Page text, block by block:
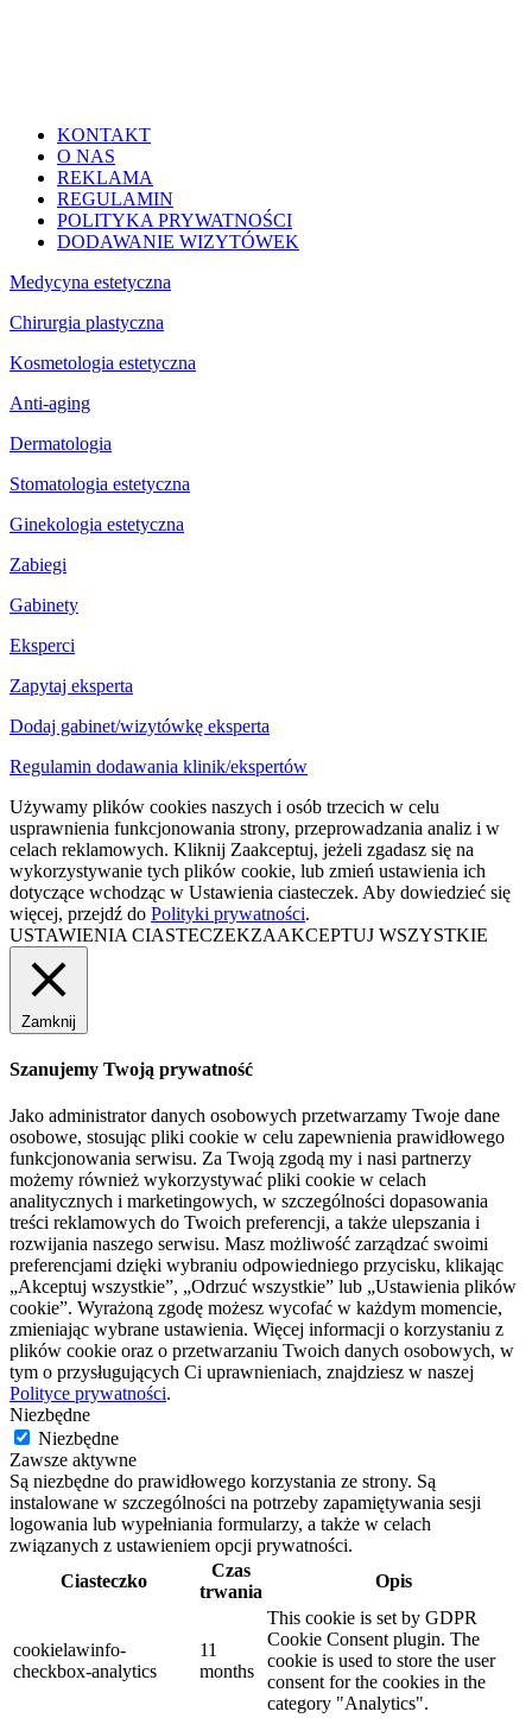
KONTAKT
O NAS
REKLAMA
REGULAMIN
POLITYKA PRYWATNOŚCI
DODAWANIE WIZYTÓWEK
Medycyna estetyczna
Chirurgia plastyczna
Kosmetologia estetyczna
Anti-aging
Dermatologia
Stomatologia estetyczna
Ginekologia estetyczna
Zabiegi
Gabinety
Eksperci
Zapytaj eksperta
Dodaj gabinet/wizytówkę eksperta
Regulamin dodawania klinik/ekspertów
Używamy plików cookies naszych i osób trzecich w celu
usprawnienia funkcjonowania strony, przeprowadzania analiz i w
celach reklamowych. Kliknij Zaakceptuj, jeżeli zgadasz się na
wykorzystywanie tych plików cookie, lub zmień ustawienia ich
dotyczące wchodząc w Ustawienia ciasteczek. Aby dowiedzieć się
więcej, przejdź do Polityki prywatności.
USTAWIENIA CIASTECZEKZAAKCEPTUJ WSZYSTKIE
Zamknij
Szanujemy Twoją prywatność
Jako administrator danych osobowych przetwarzamy Twoje dane
osobowe, stosując pliki cookie w celu zapewnienia prawidłowego
funkcjonowania serwisu. Za Twoją zgodą my i nasi partnerzy
możemy również wykorzystywać pliki cookie w celach
analitycznych i marketingowych, w szczególności dopasowania
treści reklamowych do Twoich preferencji, a także ulepszania i
rozwijania naszego serwisu. Masz możliwość zarządzać swoimi
preferencjami dzięki wybraniu odpowiedniego przycisku, klikając
„Akceptuj wszystkie”, „Odrzuć wszystkie” lub „Ustawienia plików
cookie”. Wyrażoną zgodę możesz wycofać w każdym momencie,
zmieniając wybrane ustawienia. Więcej informacji o korzystaniu z
plików cookie oraz o przetwarzaniu Twoich danych osobowych, w
tym o przysługujących Ci uprawnieniach, znajdziesz w naszej
Polityce prywatności.
Niezbędne
Niezbędne
Zawsze aktywne
Są niezbędne do prawidłowego korzystania ze strony. Są
instalowane w szczególności na potrzeby zapamiętywania sesji
logowania lub wypełniania formularzy, a także w celach
związanych z ustawieniem opcji prywatności.
Ciasteczko
Czas
trwania
Opis
cookielawinfo-
checkbox-analytics
11
months
This cookie is set by GDPR
Cookie Consent plugin. The
cookie is used to store the user
consent for the cookies in the
category "Analytics".